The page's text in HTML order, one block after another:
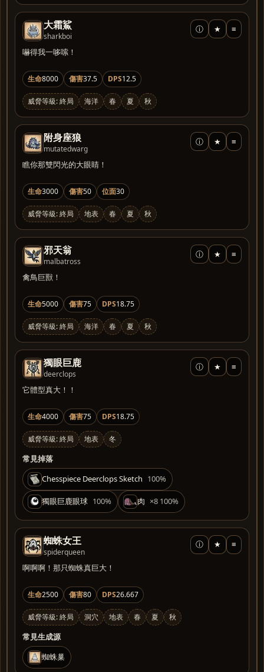
大霜鯊
sharkboi
ⓘ ★ ≡
嚇得我一哆嗦！
生命8000 傷害37.5 DPS12.5
威脅等級: 終局 海洋 春 夏 秋
附身座狼
mutatedwarg
ⓘ ★ ≡
瞧你那雙閃光的大眼睛！
生命3000 傷害50 位面30
威脅等級: 終局 地表 春 夏 秋
邪天翁
malbatross
ⓘ ★ ≡
禽鳥巨獸！
生命5000 傷害75 DPS18.75
威脅等級: 終局 海洋 春 夏 秋
獨眼巨鹿
deerclops
ⓘ ★ ≡
它體型真大！！
生命4000 傷害75 DPS18.75
威脅等級: 終局 地表 冬
常見掉落
Chesspiece Deerclops Sketch 100%
獨眼巨鹿眼球 100% 肉 ×8 100%
蜘蛛女王
spiderqueen
ⓘ ★ ≡
啊啊啊！那只蜘蛛真巨大！
生命2500 傷害80 DPS26.667
威脅等級: 終局 洞穴 地表 春 夏 秋
常見生成源
蜘蛛巢